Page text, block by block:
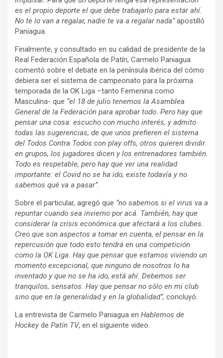
es el propio deporte el que debe trabajarlo para estar ahí.
No te lo van a regalar, nadie te va a regalar nada”apostilló
Paniagua.
Finalmente, y consultado en su calidad de presidente de la
Real Federación Española de Patín, Carmelo Paniagua
comentó sobre el debate en la península ibérica del cómo
debiera ser el sistema de campeonato para la próxima
temporada de la OK Liga –tanto Femenina como
Masculina- que “el 18 de julio tenemos la Asamblea
General de la Federación para aprobar todo. Pero hay que
pensar una cosa: escucho con mucho interés, y admito
todas las sugerencias, de que unos prefieren el sistema
del Todos Contra Todos con play offs, otros quieren dividir
en grupos, los jugadores dicen y los entrenadores también.
Todo es respetable, pero hay que ver una realidad
importante: el Covid no se ha ido, existe todavía y no
sabemos qué va a pasar”.
Sobre el particular, agregó que “no sabemos si el virus va a
repuntar cuando sea invierno por acá. También, hay que
considerar la crisis económica que afectará a los clubes.
Creo que son aspectos a tomar en cuenta, el pensar en la
repercusión que todo esto tendrá en una competición
como la OK Liga. Hay que pensar que estamos viviendo un
momento excepcional, que ninguno de nosotros lo ha
inventado y que no se ha ido, está ahí. Debemos ser
tranquilos, sensatos. Hay que pensar no sólo en mi club
sino que en la generalidad y en la globalidad”, concluyó.
La entrevista de Carmelo Paniagua en Hablemos de
Hockey de Patín TV, en el siguiente video.